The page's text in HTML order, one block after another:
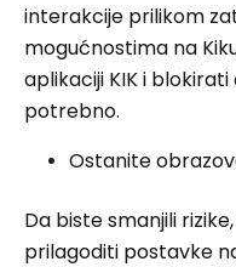
interakcije prilikom
mogućnostima na
aplikaciji KIK i
potrebno.
Ostanite
Da biste smanjili
prilagoditi postavke